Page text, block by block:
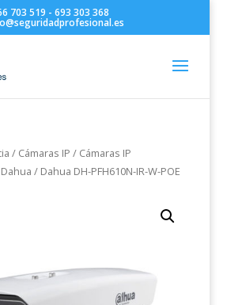
703 519 - 693 303 368
/ Cámaras IP / Cámaras IP
/ Dahua DH-PFH610N-IR-W-POE